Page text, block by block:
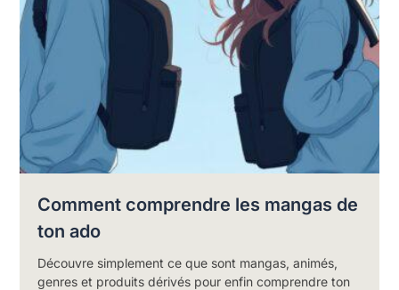
Comment comprendre les mangas de
ton ado
Découvre simplement ce que sont mangas, animés,
genres et produits dérivés pour enfin comprendre ton